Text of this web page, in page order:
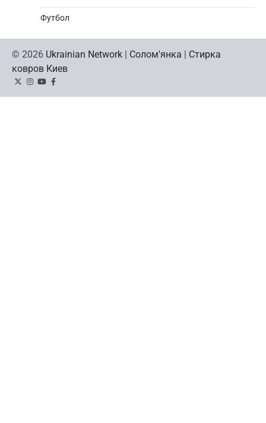
Футбол
© 2026 Ukrainian Network | Солом'янка | Стирка
ковров Киев
TwitterInstagram
YouTubeFacebook